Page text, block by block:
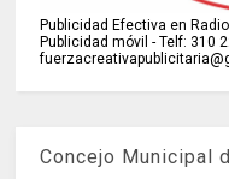
Publicidad Efectiva en
Publicidad móvil - Telf: 310
Concejo Municipal